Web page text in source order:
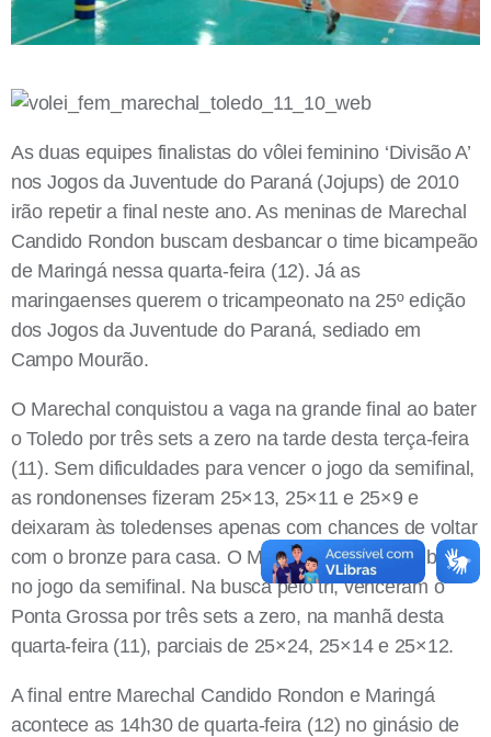
As duas equipes finalistas do vôlei feminino ‘Divisão A’
nos Jogos da Juventude do Paraná (Jojups) de 2010
irão repetir a final neste ano. As meninas de Marechal
Candido Rondon buscam desbancar o time bicampeão
de Maringá nessa quarta-feira (12). Já as
maringaenses querem o tricampeonato na 25º edição
dos Jogos da Juventude do Paraná, sediado em
Campo Mourão.
O Marechal conquistou a vaga na grande final ao bater
o Toledo por três sets a zero na tarde desta terça-feira
(11). Sem dificuldades para vencer o jogo da semifinal,
as rondonenses fizeram 25×13, 25×11 e 25×9 e
deixaram às toledenses apenas com chances de voltar
com o bronze para casa. O Maringá também fez bonito
no jogo da semifinal. Na busca pelo tri, venceram o
Ponta Grossa por três sets a zero, na manhã desta
quarta-feira (11), parciais de 25×24, 25×14 e 25×12.
A final entre Marechal Candido Rondon e Maringá
acontece as 14h30 de quarta-feira (12) no ginásio de